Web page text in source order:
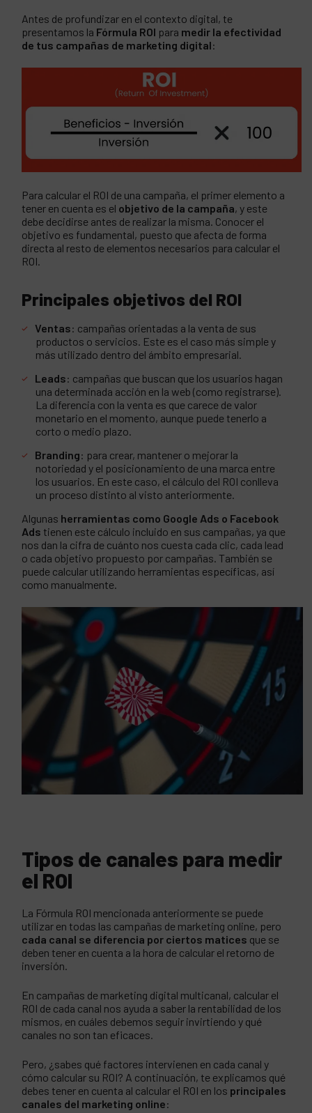
Antes de profundizar en el contexto digital, te
presentamos la Fórmula ROI para medir la efectividad
de tus campañas de marketing digital:
Para calcular el ROI de una campaña, el primer elemento a
tener en cuenta es el objetivo de la campaña, y este
debe decidirse antes de realizar la misma. Conocer el
objetivo es fundamental, puesto que afecta de forma
directa al resto de elementos necesarios para calcular el
ROI.
Principales objetivos del ROI
Ventas: campañas orientadas a la venta de sus
productos o servicios. Este es el caso más simple y
más utilizado dentro del ámbito empresarial.
Leads: campañas que buscan que los usuarios hagan
una determinada acción en la web (como registrarse).
La diferencia con la venta es que carece de valor
monetario en el momento, aunque puede tenerlo a
corto o medio plazo.
Branding: para crear, mantener o mejorar la
notoriedad y el posicionamiento de una marca entre
los usuarios. En este caso, el cálculo del ROI conlleva
un proceso distinto al visto anteriormente.
Algunas herramientas como Google Ads o Facebook
Ads tienen este cálculo incluido en sus campañas, ya que
nos dan la cifra de cuánto nos cuesta cada clic, cada lead
o cada objetivo propuesto por campañas. También se
puede calcular utilizando herramientas específicas, así
como manualmente.
Tipos de canales para medir
el ROI
La Fórmula ROI mencionada anteriormente se puede
utilizar en todas las campañas de marketing online, pero
cada canal se diferencia por ciertos matices que se
deben tener en cuenta a la hora de calcular el retorno de
inversión.
En campañas de marketing digital multicanal, calcular el
ROI de cada canal nos ayuda a saber la rentabilidad de los
mismos, en cuáles debemos seguir invirtiendo y qué
canales no son tan eficaces.
Pero, ¿sabes qué factores intervienen en cada canal y
cómo calcular su ROI? A continuación, te explicamos qué
debes tener en cuenta al calcular el ROI en los principales
canales del marketing online: